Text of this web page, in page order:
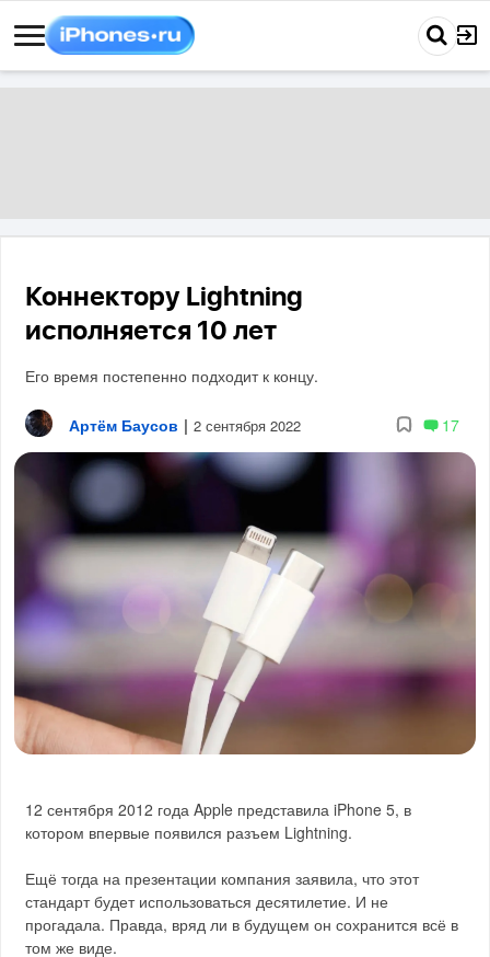
Коннектору Lightning
исполняется 10 лет
Его время постепенно подходит к концу.
Артём Баусов | 2 сентября 2022 17
12 сентября 2012 года Apple представила iPhone 5, в
котором впервые появился разъем Lightning.
Ещё тогда на презентации компания заявила, что этот
стандарт будет использоваться десятилетие. И не
прогадала. Правда, вряд ли в будущем он сохранится всё в
том же виде.